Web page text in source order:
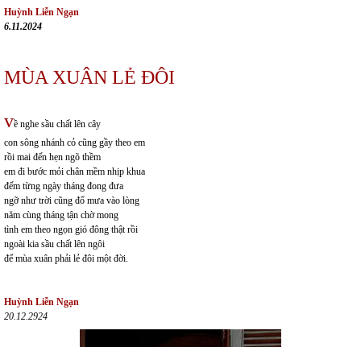
Huỳnh Liễn Ngạn
6.11.2024
MÙA XUÂN LẺ ĐÔI
về nghe sầu chất lên cây
con sông nhánh cỏ cũng gầy theo em
rồi mai đến hẹn ngõ thềm
em đi bước mỏi chân mềm nhịp khua
đếm từng ngày tháng đong đưa
ngỡ như trời cũng đổ mưa vào lòng
năm cùng tháng tận chờ mong
tình em theo ngọn gió đông thật rồi
ngoài kia sầu chất lên ngôi
để mùa xuân phải lẻ đôi một đời.
Huỳnh Liễn Ngạn
20.12.2924